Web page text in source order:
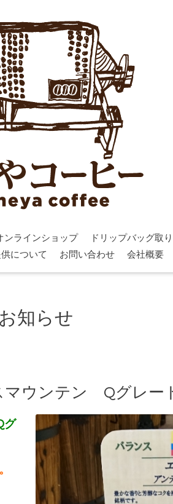
ンラインショップ
ドリップバッグ取
について
お問い合わせ 会社概要
お知らせ
マウンテン Qグレー
グ